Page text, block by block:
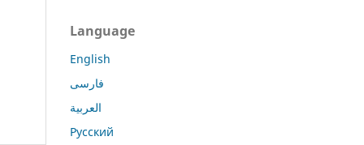
Language
English
فارسی
العربية
Русский